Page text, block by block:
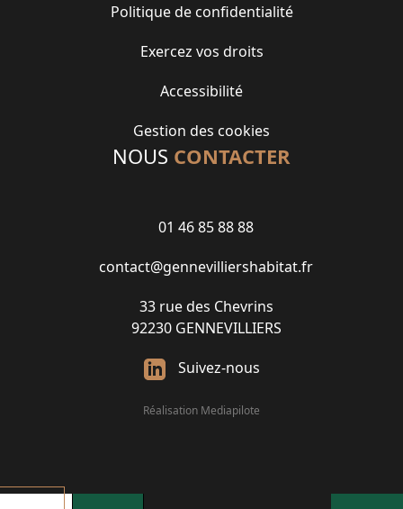
Politique de confidentialité
Exercez vos droits
Accessibilité
Gestion des cookies
NOUS CONTACTER
01 46 85 88 88
contact@gennevilliershabitat.fr
33 rue des Chevrins
92230 GENNEVILLIERS
Suivez-nous
Réalisation Mediapilote